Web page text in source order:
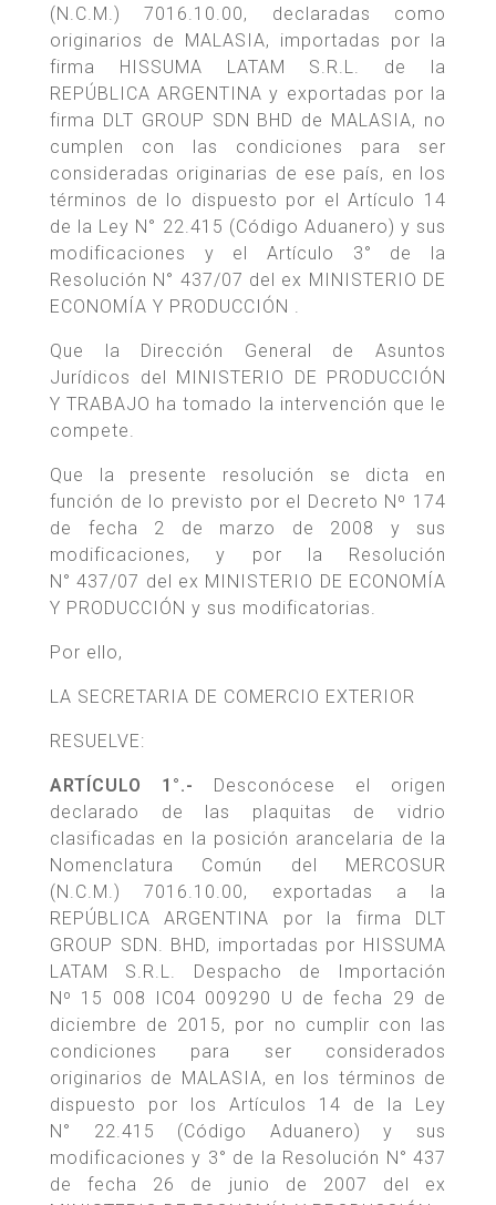
(N.C.M.) 7016.10.00, declaradas como
originarios de MALASIA, importadas por la
firma HISSUMA LATAM S.R.L. de la
REPÚBLICA ARGENTINA y exportadas por la
firma DLT GROUP SDN BHD de MALASIA, no
cumplen con las condiciones para ser
consideradas originarias de ese país, en los
términos de lo dispuesto por el Artículo 14
de la Ley N° 22.415 (Código Aduanero) y sus
modificaciones y el Artículo 3° de la
Resolución N° 437/07 del ex MINISTERIO DE
ECONOMÍA Y PRODUCCIÓN .
Que la Dirección General de Asuntos
Jurídicos del MINISTERIO DE PRODUCCIÓN
Y TRABAJO ha tomado la intervención que le
compete.
Que la presente resolución se dicta en
función de lo previsto por el Decreto Nº 174
de fecha 2 de marzo de 2008 y sus
modificaciones, y por la Resolución
N° 437/07 del ex MINISTERIO DE ECONOMÍA
Y PRODUCCIÓN y sus modificatorias.
Por ello,
LA SECRETARIA DE COMERCIO EXTERIOR
RESUELVE:
ARTÍCULO 1°.-
Desconócese el origen
declarado de las plaquitas de vidrio
clasificadas en la posición arancelaria de la
Nomenclatura Común del MERCOSUR
(N.C.M.) 7016.10.00, exportadas a la
REPÚBLICA ARGENTINA por la firma DLT
GROUP SDN. BHD, importadas por HISSUMA
LATAM S.R.L. Despacho de Importación
Nº 15 008 IC04 009290 U de fecha 29 de
diciembre de 2015, por no cumplir con las
condiciones para ser considerados
originarios de MALASIA, en los términos de
dispuesto por los Artículos 14 de la Ley
N° 22.415 (Código Aduanero) y sus
modificaciones y 3° de la Resolución N° 437
de fecha 26 de junio de 2007 del ex